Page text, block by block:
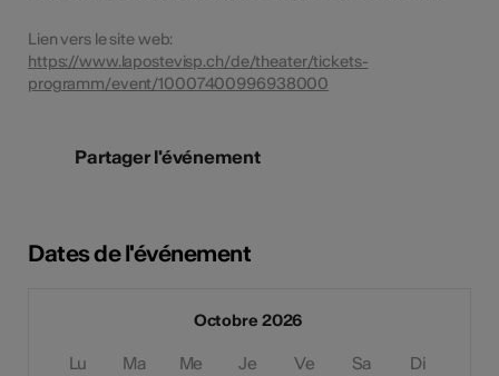
Lien vers le site web:
https://www.lapostevisp.ch/de/theater/tickets-
programm/event/10007400996938000
Partager l'événement
Dates de l'événement
Octobre 2026
Lu Ma Me Je Ve Sa Di